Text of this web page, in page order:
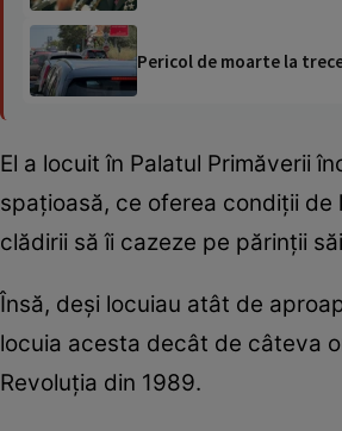
Pericol de moarte la
El a locuit în Palatul Primăverii
spațioasă, ce oferea condiții de
clădirii să îi cazeze pe părinții
Însă, deși locuiau atât de
locuia acesta decât de câteva
Revoluția din 1989.